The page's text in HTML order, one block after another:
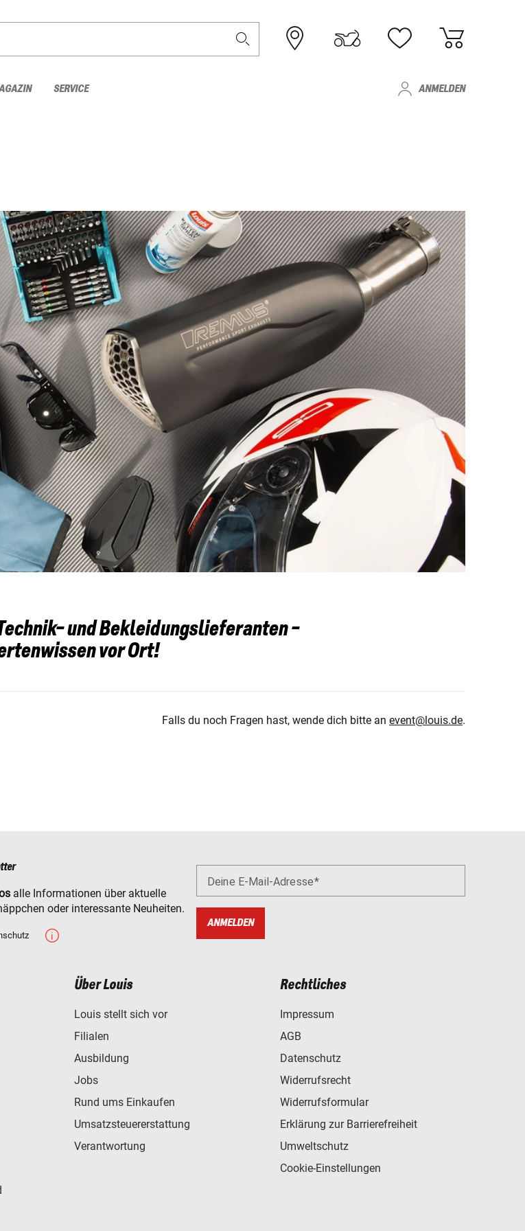
SERVICE ANMELDEN
Technik- und Bekleidungslieferanten -
vor Ort!
Falls du noch Fragen hast, wende dich bitte an event@louis.de.
alle Informationen über aktuelle
oder interessante Neuheiten.
Deine E-Mail-Adresse
ANMELDEN
Über Louis
Louis stellt sich vor
Filialen
Ausbildung
Jobs
Rund ums Einkaufen
Umsatzsteuererstattung
Verantwortung
Rechtliches
Impressum
AGB
Datenschutz
Widerrufsrecht
Widerrufsformular
Erklärung zur Barrierefreiheit
Umweltschutz
Cookie-Einstellungen